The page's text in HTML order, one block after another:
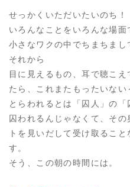
せっかくいただいたいのち！
いろんなことをいろんな場面
小さなワクの中でちまちまし
それから
目に見えるもの、耳で聴こ
たら、これまたもったいない
とらわれるとは「囚人」の「
囚われるんじゃなくて、そ
トを見いだして受け取るこ
す。
そう、この朝の時間には。